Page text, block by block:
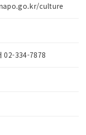
culture
02-334-7878